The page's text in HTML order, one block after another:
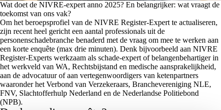
Wat doet de NIVRE-expert anno 2025? En belangrijker: wat vraagt de
toekomst van ons vak?
Om het beroepsprofiel van de NIVRE Register-Expert te actualiseren,
zijn recent heel gericht een aantal professionals uit de
personenschadebranche benaderd met de vraag om mee te werken aan
een korte enquête (max drie minuten). Denk bijvoorbeeld aan NIVRE
Register-Experts werkzaam als schade-expert of belangenbehartiger in
het werkveld van WA, Rechtsbijstand en medische aansprakelijkheid,
aan de advocatuur of aan vertegenwoordigers van ketenpartners
waaronder het Verbond van Verzekeraars, Branchevereniging NLE,
FNV, Slachtofferhulp Nederland en de Nederlandse Politiebond
(NPB).